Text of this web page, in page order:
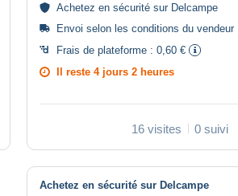
Achetez en sécurité sur Delcampe
Envoi selon les conditions du vendeur
Frais de plateforme : 0,60 €
Il reste 4 jours 2 heures
16 visites 0 suivi
Achetez en sécurité sur Delcampe